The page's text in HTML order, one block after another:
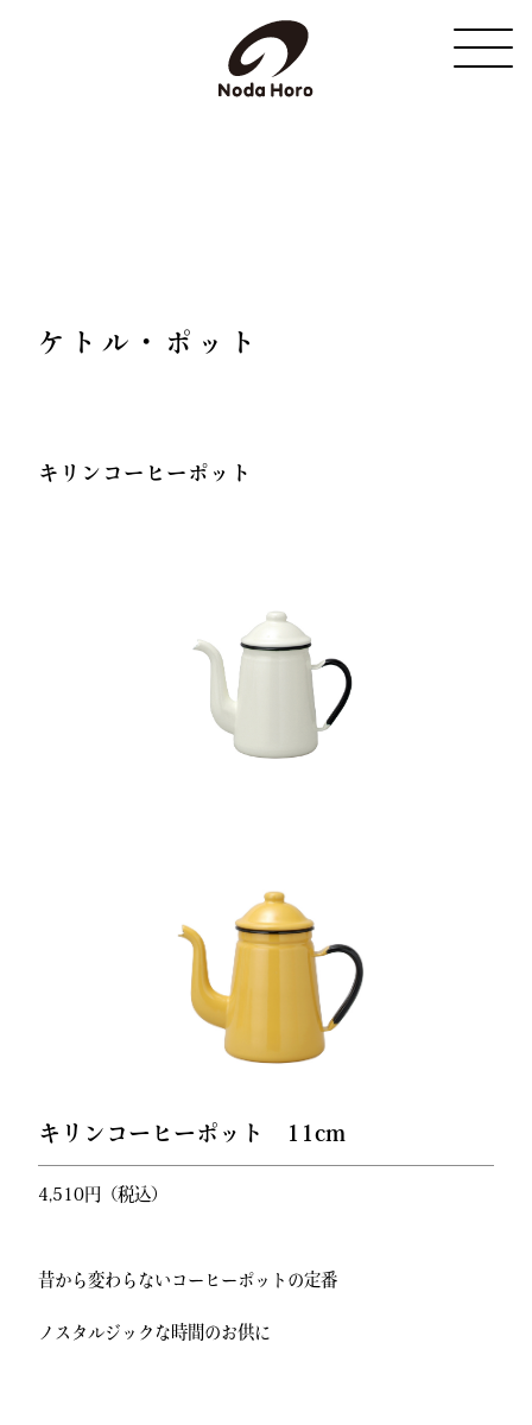
ケトル・ポット
キリンコーヒーポット
キリンコーヒーポット 11cm
4,510円（税込）
昔から変わらないコーヒーポットの定番
ノスタルジックな時間のお供に